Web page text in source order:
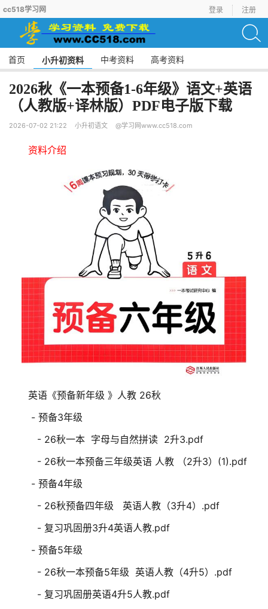
cc518学习网 登录 注册
首页 小升初资料 中考资料 高考资料
2026秋《一本预备1-6年级》语文+英语
（人教版+译林版）PDF电子版下载
2026-07-02 21:22 小升初语文 @学习网www.cc518.com
资料介绍
英语《预备新年级 》人教 26秋
- 预备3年级
- 26秋一本 字母与自然拼读 2升3.pdf
- 26秋一本预备三年级英语 人教 （2升3）(1).pdf
- 预备4年级
- 26秋预备四年级 英语人教（3升4）.pdf
- 复习巩固册3升4英语人教.pdf
- 预备5年级
- 26秋一本预备5年级 英语人教（4升5）.pdf
- 复习巩固册英语4升5人教.pdf